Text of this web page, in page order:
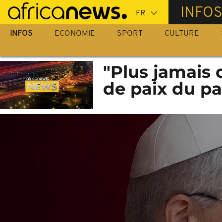
Passer
au
contenu
INFOS
INFOS ECONOMIE SPORT CULTURE
"Plus jamais
de paix du